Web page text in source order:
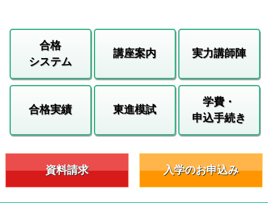
合格
システム
講座案内 実力講師陣
合格実績 東進模試
学費・
申込手続き
資料請求 入学のお申込み